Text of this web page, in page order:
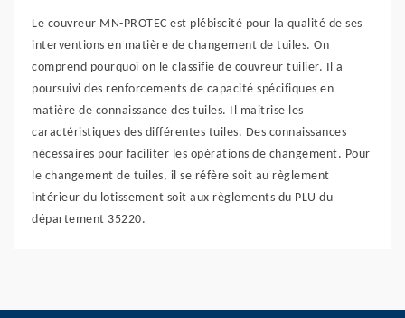
Le couvreur MN-PROTEC est plébiscité pour la qualité de ses
interventions en matière de changement de tuiles. On
comprend pourquoi on le classifie de couvreur tuilier. Il a
poursuivi des renforcements de capacité spécifiques en
matière de connaissance des tuiles. Il maitrise les
caractéristiques des différentes tuiles. Des connaissances
nécessaires pour faciliter les opérations de changement. Pour
le changement de tuiles, il se réfère soit au règlement
intérieur du lotissement soit aux règlements du PLU du
département 35220.